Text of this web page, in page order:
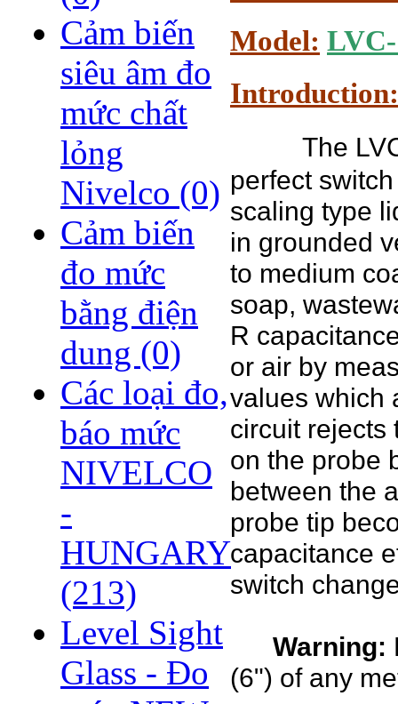
Cảm biến
siêu âm đo
mức chất
lỏng
Nivelco (0)
Cảm biến
đo mức
bằng điện
dung (0)
Các loại đo,
báo mức
NIVELCO
-
HUNGARY
(213)
Level Sight
Glass - Đo
Model:
Introduction:
The
perfect
scaling type
in grounded
to medium
soap,
R
or air by
values which
circuit rejects
on the probe
between the
probe tip
capacitance
switch
Warning:
(6") of any